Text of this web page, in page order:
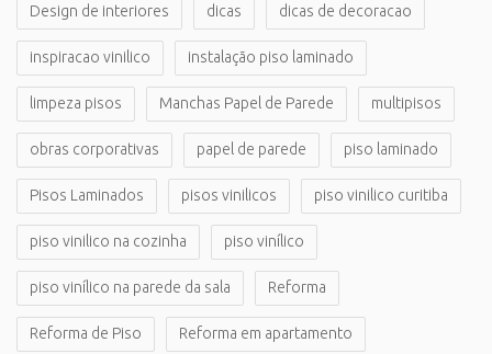
Design de interiores dicas dicas de decoracao
inspiracao vinilico instalação piso laminado
limpeza pisos Manchas Papel de Parede multipisos
obras corporativas papel de parede piso laminado
Pisos Laminados pisos vinilicos piso vinilico curitiba
piso vinilico na cozinha piso vinílico
piso vinílico na parede da sala Reforma
Reforma de Piso Reforma em apartamento